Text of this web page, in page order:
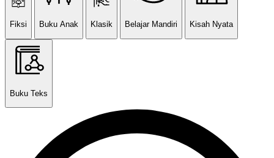
Fiksi Buku Anak Klasik Belajar Mandiri Kisah Nyata
Buku Teks